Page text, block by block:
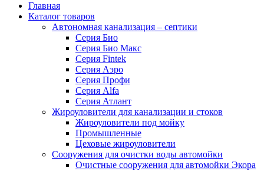
Главная
Каталог товаров
Автономная канализация – септики
Серия Био
Серия Био Макс
Серия Fintek
Серия Аэро
Серия Профи
Серия Alfa
Серия Атлант
Жироуловители для канализации и стоков
Жироуловители под мойку
Промышленные
Цеховые жироуловители
Сооружения для очистки воды автомойки
Очистные сооружения для автомойки Экора